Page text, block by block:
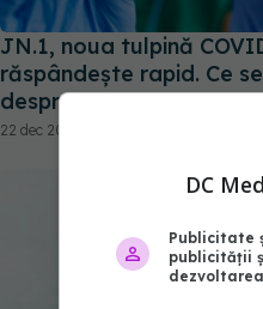
JN.1, noua tulpină
răspândește rapid. Ce
despre aceasta
22 dec 2023, 20:57
DC
Publicitate
publicității